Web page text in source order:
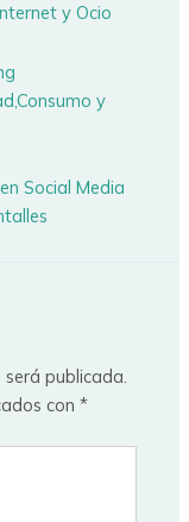
y Ocio
y
Social Media
publicada.
con*